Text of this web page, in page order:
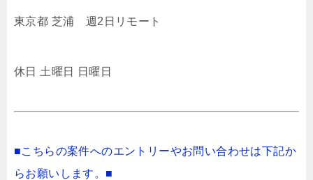
東京都 芝浦 週2日リモート
休日 土曜日 日曜日
■こちらの案件へのエントリーやお問い合わせは下記か
らお願いします。■